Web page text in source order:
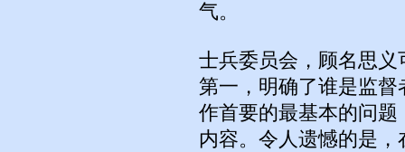
气。
士兵委员会，顾名思
第一，明确了谁是监
作首要的最基本的问
内容。令人遗憾的是